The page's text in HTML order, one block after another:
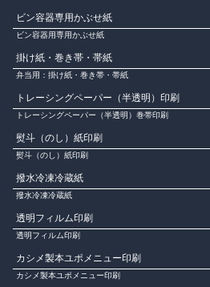
ビン容器専用かぶせ紙
ビン容器用専用かぶせ紙
掛け紙・巻き帯・帯紙
弁当用：掛け紙・巻き帯・帯紙
トレーシングペーパー（半透明）印刷
トレーシングペーパー（半透明）巻帯印刷
熨斗（のし）紙印刷
熨斗（のし）紙印刷
撥水冷凍冷蔵紙
撥水冷凍冷蔵紙
透明フィルム印刷
透明フィルム印刷
カシメ製本ユポメニュー印刷
カシメ製本ユポメニュー印刷